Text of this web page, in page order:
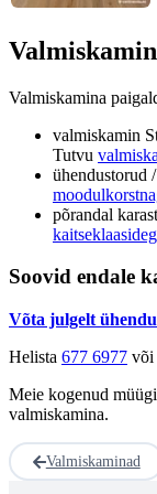
Valmiskamin
Valmiskamina
valmiskamin
Tutvu
ühendustorud
põrandal
Soovid endale
Võta julgelt
Helista 677 6977 või
Meie kogenud
valmiskamina.
Valmiskaminad